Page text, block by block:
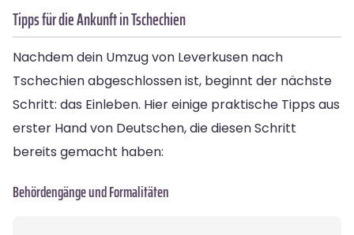
Tipps für die Ankunft in Tschechien
Nachdem dein Umzug von Leverkusen nach
Tschechien abgeschlossen ist, beginnt der nächste
Schritt: das Einleben. Hier einige praktische Tipps aus
erster Hand von Deutschen, die diesen Schritt
bereits gemacht haben:
Behördengänge und Formalitäten